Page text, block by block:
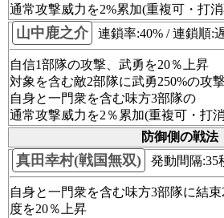
通常攻撃威力を2%累加(重複可・打
山中鹿之介 連鎖率:40% / 連鎖順:
自信1部隊の攻撃、武勇を20％上昇
対象を含む敵2部隊に武勇250%の攻
自身と一門衆を含む味方3部隊の
通常攻撃威力を2％累加(重複可・打
防御側の戦法
真田幸村(戦国無双) 発動間隔:35
自身と一門衆を含む味方3部隊に結
度を20％上昇